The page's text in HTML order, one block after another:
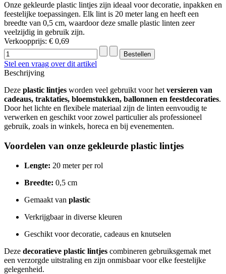
Onze gekleurde plastic lintjes zijn ideaal voor decoratie, inpakken en
feestelijke toepassingen. Elk lint is 20 meter lang en heeft een
breedte van 0,5 cm, waardoor deze smalle plastic linten zeer
veelzijdig in gebruik zijn.
Verkoopprijs: € 0,69
Stel een vraag over dit artikel
Beschrijving
Deze plastic lintjes worden veel gebruikt voor het versieren van
cadeaus, traktaties, bloemstukken, ballonnen en feestdecoraties.
Door het lichte en flexibele materiaal zijn de linten eenvoudig te
verwerken en geschikt voor zowel particulier als professioneel
gebruik, zoals in winkels, horeca en bij evenementen.
Voordelen van onze gekleurde plastic lintjes
Lengte: 20 meter per rol
Breedte: 0,5 cm
Gemaakt van plastic
Verkrijgbaar in diverse kleuren
Geschikt voor decoratie, cadeaus en knutselen
Deze decoratieve plastic lintjes combineren gebruiksgemak met
een verzorgde uitstraling en zijn onmisbaar voor elke feestelijke
gelegenheid.